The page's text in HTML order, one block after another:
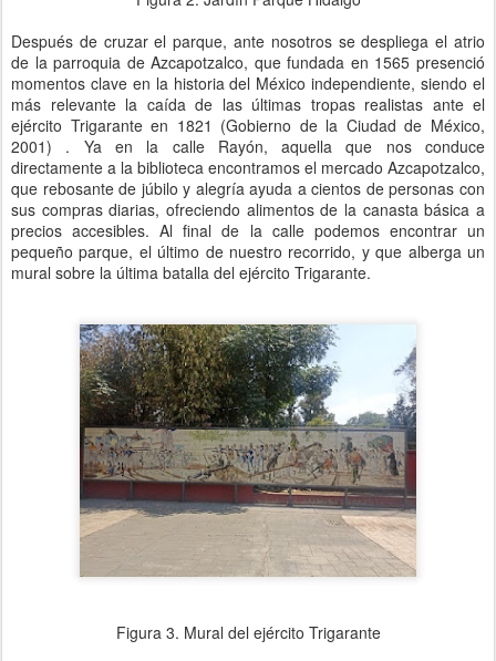
Después de cruzar el parque, ante nosotros se despliega el atrio
de la parroquia de Azcapotzalco, que fundada en 1565 presenció
momentos clave en la historia del México independiente, siendo el
más relevante la caída de las últimas tropas realistas ante el
ejército Trigarante en 1821 (Gobierno de la Ciudad de México,
2001) . Ya en la calle Rayón, aquella que nos conduce
directamente a la biblioteca encontramos el mercado Azcapotzalco,
que rebosante de júbilo y alegría ayuda a cientos de personas con
sus compras diarias, ofreciendo alimentos de la canasta básica a
precios accesibles. Al final de la calle podemos encontrar un
pequeño parque, el último de nuestro recorrido, y que alberga un
mural sobre la última batalla del ejército Trigarante.
Figura 3. Mural del ejército Trigarante